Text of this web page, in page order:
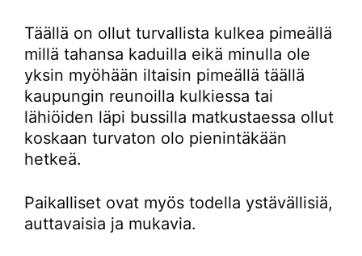
Täällä on ollut turvallista kulkea pimeällä
millä tahansa kaduilla eikä minulla ole
yksin myöhään iltaisin pimeällä täällä
kaupungin reunoilla kulkiessa tai
lähiöiden läpi bussilla matkustaessa ollut
koskaan turvaton olo pienintäkään
hetkeä.
Paikalliset ovat myös todella ystävällisiä,
auttavaisia ja mukavia.